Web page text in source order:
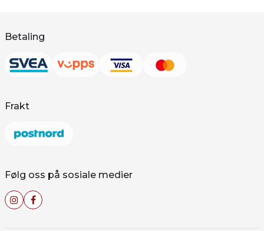
Betaling
Frakt
Følg oss på sosiale medier